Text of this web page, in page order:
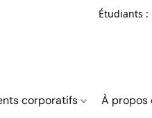
Étudiants
corporatifs À propos